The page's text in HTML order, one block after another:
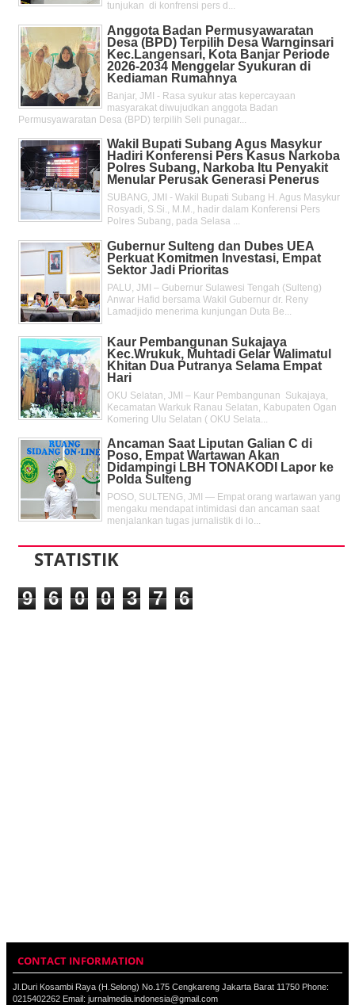
tunjukan di konfrensi pers d...
Anggota Badan Permusyawaratan
Desa (BPD) Terpilih Desa Warnginsari
Kec.Langensari, Kota Banjar Periode
2026-2034 Menggelar Syukuran di
Kediaman Rumahnya
Banjar, JMI - Rasa syukur atas kepercayaan
masyarakat diwujudkan anggota Badan
Permusyawaratan Desa (BPD) terpilih Seli punagar...
Wakil Bupati Subang Agus Masykur
Hadiri Konferensi Pers Kasus Narkoba
Polres Subang, Narkoba Itu Penyakit
Menular Perusak Generasi Penerus
SUBANG, JMI - Wakil Bupati Subang H. Agus Masykur
Rosyadi, S.Si., M.M., hadir dalam Konferensi Pers
Polres Subang, pada Selasa ...
Gubernur Sulteng dan Dubes UEA
Perkuat Komitmen Investasi, Empat
Sektor Jadi Prioritas
PALU, JMI – Gubernur Sulawesi Tengah (Sulteng)
Anwar Hafid bersama Wakil Gubernur dr. Reny
Lamadjido menerima kunjungan Duta Be...
Kaur Pembangunan Sukajaya
Kec.Wrukuk, Muhtadi Gelar Walimatul
Khitan Dua Putranya Selama Empat
Hari
OKU Selatan, JMI – Kaur Pembangunan Sukajaya,
Kecamatan Warkuk Ranau Selatan, Kabupaten Ogan
Komering Ulu Selatan ( OKU Selata...
Ancaman Saat Liputan Galian C di
Poso, Empat Wartawan Akan
Didampingi LBH TONAKODI Lapor ke
Polda Sulteng
POSO, SULTENG, JMI — Empat orang wartawan yang
mengaku mendapat intimidasi dan ancaman saat
menjalankan tugas jurnalistik di lo...
STATISTIK
9 6 0 0 3 7 6
CONTACT INFORMATION
Jl.Duri Kosambi Raya (H.Selong) No.175 Cengkareng Jakarta Barat 11750 Phone:
0215402262 Email: jurnalmedia.indonesia@gmail.com